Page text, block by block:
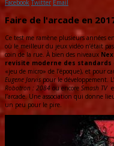
Facebook Twitter Email
Faire de l'arcade en
Ce test me ramène plusieurs années
où le meilleur du jeux vidéo n’était pas
coin de la rue. À bien des niveaux
revisite moderne des standards
«jeu de micro» de l’époque), et pour
Eugene Jarvis pour le développement.
Robotron : 2084 ou encore Smash TV
l’arcade. Une association qui donne
un peu pour le pire.